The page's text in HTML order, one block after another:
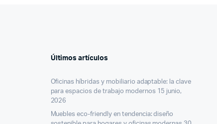
Últimos artículos
Oficinas híbridas y mobiliario adaptable: la clave
para espacios de trabajo modernos 15 junio,
2026
Muebles eco-friendly en tendencia: diseño